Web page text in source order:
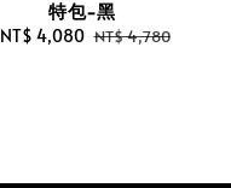
特包-黑
Sale
NT$ 4,080 Regular
NT$ 4,780